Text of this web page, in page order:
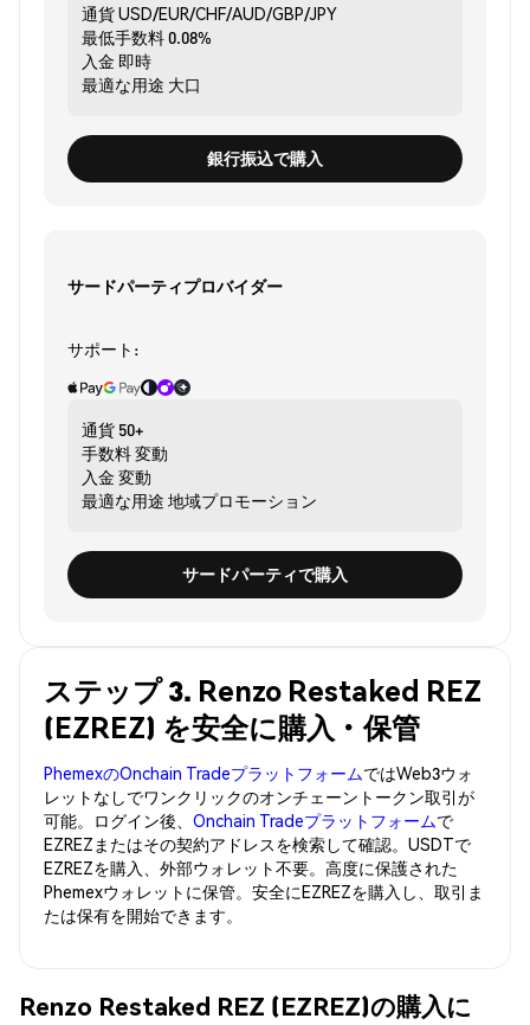
通貨USD/EUR/CHF/AUD/GBP/JPY
最低手数料0.08%
入金 即時
最適な用途 大口
銀行振込で購入
サードパーティプロバイダー
サポート:
通貨 50+
手数料変動
入金 変動
最適な用途 地域プロモーション
サードパーティで購入
ステップ 3. Renzo Restaked REZ
(EZREZ) を安全に購入・保管
PhemexのOnchain TradeプラットフォームではWeb3ウォ
レットなしでワンクリックのオンチェーントークン取引が
可能。ログイン後、 Onchain Tradeプラットフォームで
EZREZまたはその契約アドレスを検索して確認。USDTで
EZREZを購入、外部ウォレット不要。高度に保護された
Phemexウォレットに保管。安全にEZREZを購入し、取引ま
たは保有を開始できます。
Renzo Restaked REZ (EZREZ)の購入に